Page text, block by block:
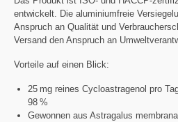
entwickelt. Die aluminiumfreie
Anspruch an Qualität und
Versand den Anspruch an
Vorteile auf einen Blick:
25 mg reines Cycloastragenol pro
98 %
Gewonnen aus Astragalus